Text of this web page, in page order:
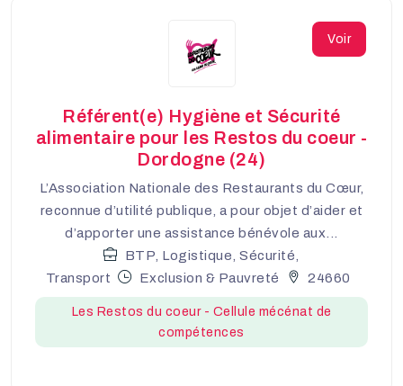
Voir
Référent(e) Hygiène et Sécurité
alimentaire pour les Restos du coeur -
Dordogne (24)
L’Association Nationale des Restaurants du Cœur,
reconnue d’utilité publique, a pour objet d’aider et
d’apporter une assistance bénévole aux...
BTP, Logistique, Sécurité,
Transport
Exclusion & Pauvreté 24660
Les Restos du coeur - Cellule mécénat de
compétences